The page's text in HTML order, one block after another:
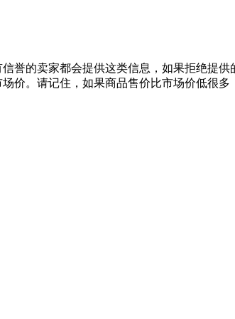
誉的卖家都会提供这类信息，如果拒绝提供
价。请记住，如果商品售价比市场价低很多